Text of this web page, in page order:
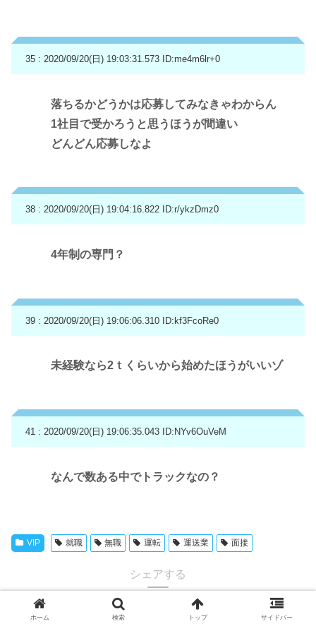
35 : 2020/09/20(日) 19:03:31.573 ID:me4m6lr+0
落ちるかどうかは応募してみなきゃわからん
1社目で受かろうと思うほうが間違い
どんどん応募しなよ
38 : 2020/09/20(日) 19:04:16.822 ID:r/ykzDmz0
4年制の専門？
39 : 2020/09/20(日) 19:06:06.310 ID:kf3FcoRe0
未経験なら2ｔくらいから始めたほうがいいゾ
41 : 2020/09/20(日) 19:06:35.043 ID:NYv6OuVeM
なんで数ある中でトラックなの？
VIP 就職 無職 運転 運送業 面接
シェアする
ホーム 検索 トップ サイドバー